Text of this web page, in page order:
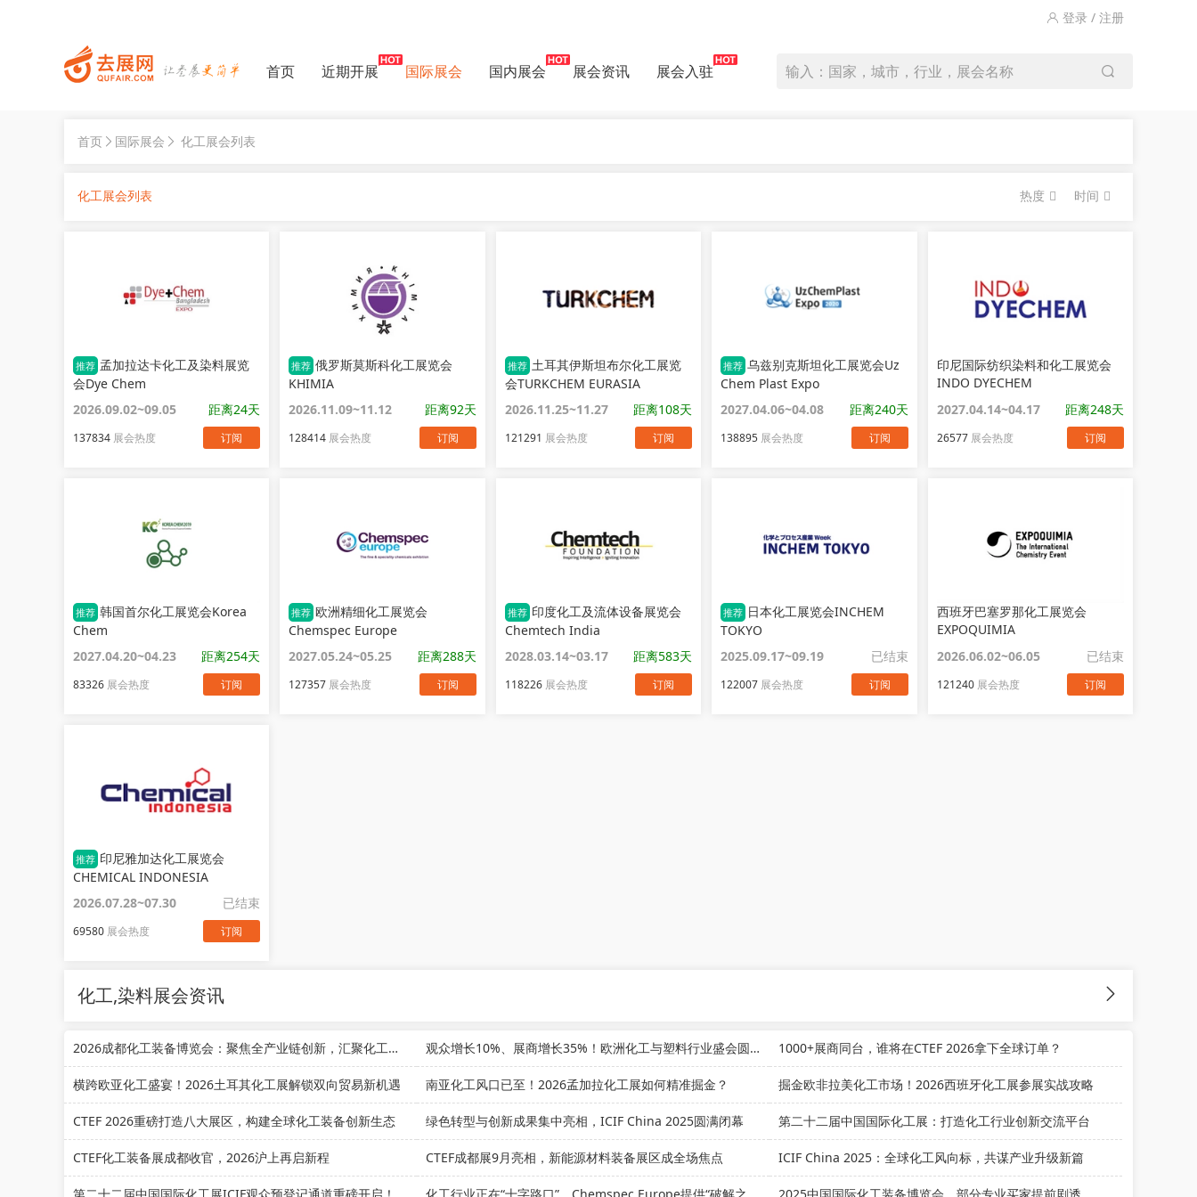
登录 / 注册
首页 近期开展 国际展会 国内展会 展会资讯 展会入驻 输入：国家，城市，行业，展会名称
首页 国际展会 化工展会列表
化工展会列表 热度 时间
推荐 孟加拉达卡化工及染料展览
会Dye Chem
2026.09.02~09.05
距离24天
137834 展会热度 订阅
推荐 俄罗斯莫斯科化工展览会
KHIMIA
2026.11.09~11.12
距离92天
128414 展会热度 订阅
推荐 土耳其伊斯坦布尔化工展览
会TURKCHEM EURASIA
2026.11.25~11.27
距离108天
121291 展会热度 订阅
推荐 乌兹别克斯坦化工展览会Uz
Chem Plast Expo
2027.04.06~04.08
距离240天
138895 展会热度 订阅
印尼国际纺织染料和化工展览会
INDO DYECHEM
2027.04.14~04.17
距离248天
26577展会热度 订阅
推荐 韩国首尔化工展览会Korea
Chem
2027.04.20~04.23
距离254天
83326 展会热度 订阅
推荐 欧洲精细化工展览会
Chemspec Europe
2027.05.24~05.25
距离288天
127357 展会热度 订阅
推荐 印度化工及流体设备展览会
Chemtech India
2028.03.14~03.17
距离583天
118226展会热度 订阅
推荐 日本化工展览会INCHEM
TOKYO
2025.09.17~09.19
已结束
122007 展会热度 订阅
西班牙巴塞罗那化工展览会
EXPOQUIMIA
2026.06.02~06.05
已结束
121240展会热度 订阅
推荐 印尼雅加达化工展览会
CHEMICAL INDONESIA
2026.07.28~07.30
已结束
69580 展会热度 订阅
化工,染料展会资讯
2026成都化工装备博览会：聚焦全产业链创新，汇聚化工装备力量 观众增长10%、展商增长35%！欧洲化工与塑料行业盛会圆满收官 1000+展商同台，谁将在CTEF 2026拿下全球订单？
横跨欧亚化工盛宴！2026土耳其化工展解锁双向贸易新机遇 南亚化工风口已至！2026孟加拉化工展如何精准掘金？ 掘金欧非拉美化工市场！2026西班牙化工展参展实战攻略
CTEF 2026重磅打造八大展区，构建全球化工装备创新生态 绿色转型与创新成果集中亮相，ICIF China 2025圆满闭幕 第二十二届中国国际化工展：打造化工行业创新交流平台
CTEF化工装备展成都收官，2026沪上再启新程 CTEF成都展9月亮相，新能源材料装备展区成全场焦点 ICIF China 2025：全球化工风向标，共谋产业升级新篇